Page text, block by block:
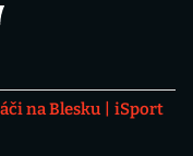
na Blesku
iSport